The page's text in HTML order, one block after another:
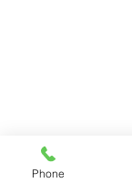
Phone